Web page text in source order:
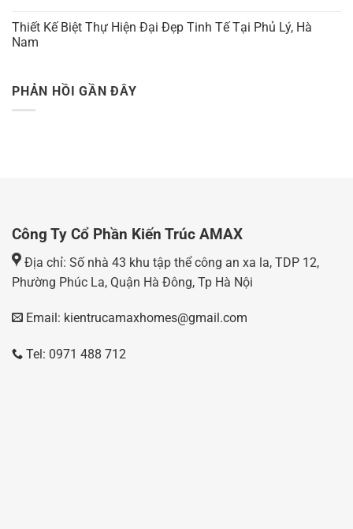
Thiết Kế Biệt Thự Hiện Đại Đẹp Tinh Tế Tại Phủ Lý, Hà
Nam
PHẢN HỒI GẦN ĐÂY
Công Ty Cổ Phần Kiến Trúc AMAX
Địa chỉ: Số nhà 43 khu tập thể công an xa la, TDP 12,
Phường Phúc La, Quận Hà Đông, Tp Hà Nội
Email: kientrucamaxhomes@gmail.com
Tel: 0971 488 712